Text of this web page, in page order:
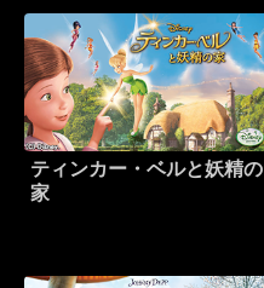
ティンカー・ベルと妖精の
家